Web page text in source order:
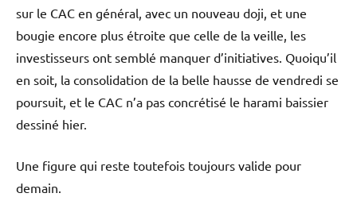
sur le CAC en général, avec un nouveau doji, et une
bougie encore plus étroite que celle de la veille, les
investisseurs ont semblé manquer d’initiatives. Quoiqu’il
en soit, la consolidation de la belle hausse de vendredi se
poursuit, et le CAC n’a pas concrétisé le harami baissier
dessiné hier.
Une figure qui reste toutefois toujours valide pour
demain.